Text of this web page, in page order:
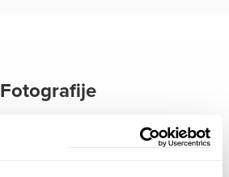
Fotografije